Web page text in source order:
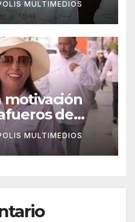
MULTIMEDIOS
motivación
de
MULTIMEDIOS